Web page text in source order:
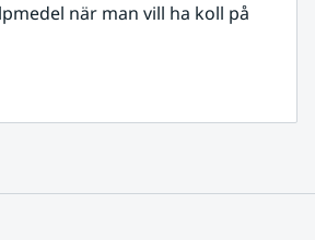
när man vill ha koll på